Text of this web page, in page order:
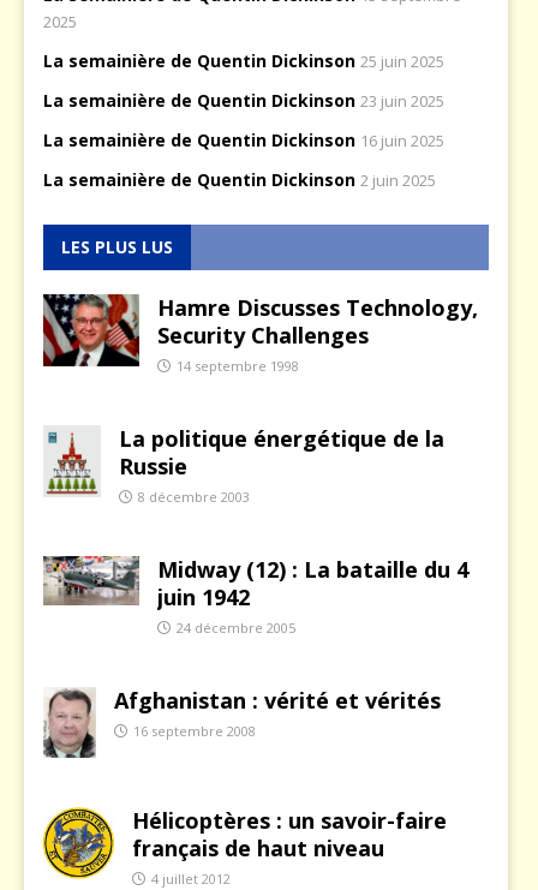
2025
La semainière de Quentin Dickinson 25 juin 2025
La semainière de Quentin Dickinson 23 juin 2025
La semainière de Quentin Dickinson 16 juin 2025
La semainière de Quentin Dickinson 2 juin 2025
LES PLUS LUS
Hamre Discusses Technology,
Security Challenges
14 septembre 1998
La politique énergétique de la
Russie
8 décembre 2003
Midway (12) : La bataille du 4
juin 1942
24 décembre 2005
Afghanistan : vérité et vérités
16 septembre 2008
Hélicoptères : un savoir-faire
français de haut niveau
4 juillet 2012